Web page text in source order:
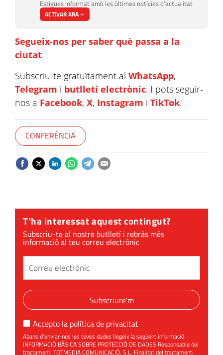
Estigues informat amb les últimes notícies d'actualitat
ACTIVAR ARA
Segueix-nos per saber què passa a la
ciutat.
Subscriu-te gratuïtament al WhatsApp,
Telegram i butlletí electrònic. I pots seguir-
nos a Facebook, X, Instagram i TikTok.
CONFERÈNCIA
T'ha interessat aquest contingut?
Subscriu-te al nostre butlletí i rebràs més
informació al teu correu electrònic
Subscriure'm
Accepto la política de privacitat
Abans d’enviar-nos les teves dades llegeix la següent informació
INFORMACIÓ BÀSICA SOBRE PROTECCIÓ DE DADES Responsable del
tractament: TOTMEDIA COMUNICACIÓ, S.L. Finalitat del tractament: